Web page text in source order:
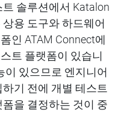
솔루션에서 Katalon
상용 도구와 하드웨어
인 ATAM Connect에
트 플랫폼이 있습니
이 있으므로 엔지니어
기 전에 개별 테스트
을 결정하는 것이 중